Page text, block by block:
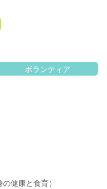
ボランティア
健康と食育）